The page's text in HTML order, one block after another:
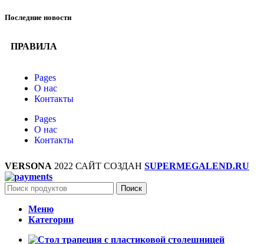
Последние новости
ПРАВИЛА
Pages
О нас
Контакты
Pages
О нас
Контакты
VERSONA 2022 САЙТ СОЗДАН SUPERMEGALEND.RU
Поиск
Меню
Категории